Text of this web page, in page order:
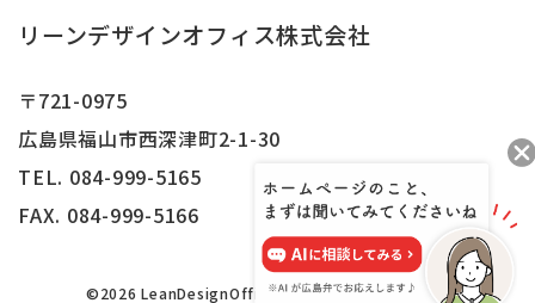
リーンデザインオフィス株式会社
〒721-0975
広島県福山市西深津町2-1-30
TEL. 084-999-5165
FAX. 084-999-5166
©2026 LeanDesignOffice,Inc.All right reserved.